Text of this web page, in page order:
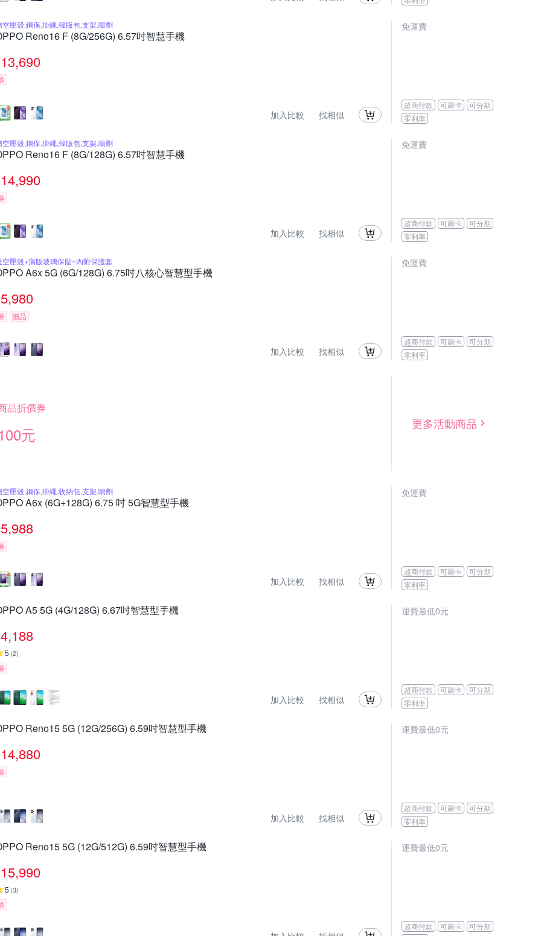
空壓殼,鋼保,掛繩,韓版包,支架,噴劑
Reno16 F (8G/256G) 6.57吋智慧手機
13,690
加入比較 找相似
免運費
超商付款 可刷卡
可分期
零利率
空壓殼,鋼保,掛繩,韓版包,支架,噴劑
Reno16 F (8G/128G) 6.57吋智慧手機
14,990
加入比較 找相似
免運費
超商付款 可刷卡
可分期
零利率
空壓殼+滿版玻璃保貼~內附保護套
A6x 5G (6G/128G) 6.75吋八核心智慧型手機
5,980
贈品
加入比較 找相似
免運費
超商付款 可刷卡
可分期
零利率
品折價券
元
更多活動商品
空壓殼,鋼保,掛繩,收納包,支架,噴劑
A6x (6G+128G) 6.75 吋 5G智慧型手機
5,988
加入比較 找相似
免運費
超商付款 可刷卡
可分期
零利率
A5 5G (4G/128G) 6.67吋智慧型手機
4,188
5 (2)
加入比較 找相似
運費最低0元
超商付款 可刷卡
可分期
零利率
Reno15 5G (12G/256G) 6.59吋智慧型手機
14,880
加入比較 找相似
運費最低0元
超商付款 可刷卡
可分期
零利率
Reno15 5G (12G/512G) 6.59吋智慧型手機
15,990
5 (3)
運費最低0元
超商付款 可刷卡
可分期